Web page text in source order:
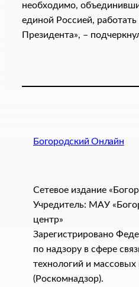
необходимо,
единой Россией,
Президента», –
Богородский Онлайн
Сетевое издание
Учредитель: МАУ
центр»
Зарегистрировано
по надзору в сфере
технологий и
(Роскомнадзор).